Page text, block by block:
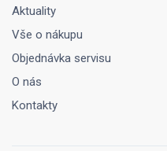
Aktuality
Vše o nákupu
Objednávka servisu
O nás
Kontakty